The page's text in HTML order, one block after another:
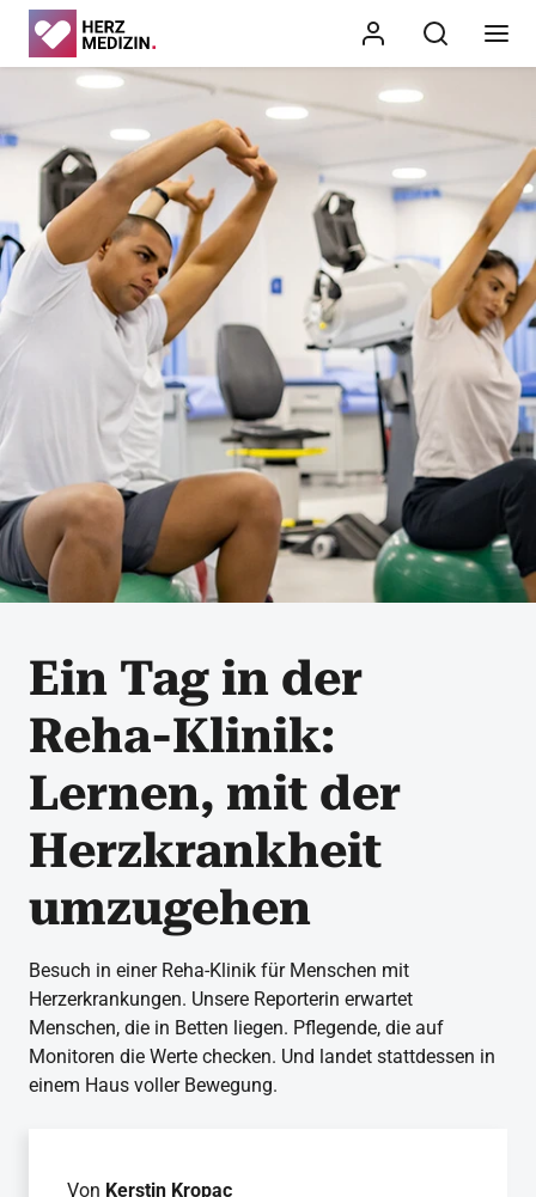
Ein Tag in der
Reha-Klinik:
Lernen, mit der
Herzkrankheit
umzugehen
Besuch in einer Reha-Klinik für Menschen mit
Herzerkrankungen. Unsere Reporterin erwartet
Menschen, die in Betten liegen. Pflegende, die auf
Monitoren die Werte checken. Und landet stattdessen in
einem Haus voller Bewegung.
Von Kerstin Kropac